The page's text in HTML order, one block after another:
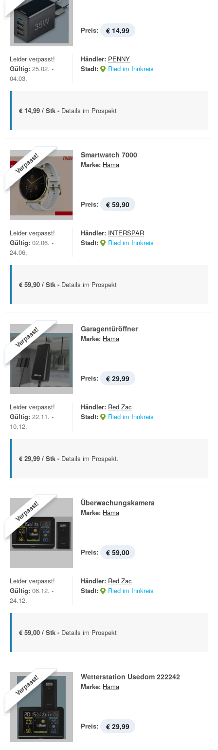
Preis: € 14,99
Leider verpasst!
Gültig: 25.02. -
04.03.
Händler: PENNY
Stadt:
Ried im Innkreis
€ 14,99 / Stk - Details im Prospekt
Verpasst! Smartwatch 7000
Marke: Hama
Preis: € 59,90
Leider verpasst!
Gültig: 02.06. -
24.06.
Händler: INTERSPAR
Stadt:
Ried im Innkreis
€ 59,90 / Stk - Details im Prospekt
Verpasst! Garagentüröffner
Marke: Hama
Preis: € 29,99
Leider verpasst!
Gültig: 22.11. -
10.12.
Händler: Red Zac
Stadt:
Ried im Innkreis
€ 29,99 / Stk - Details im Prospekt.
Verpasst! Überwachungskamera
Marke: Hama
Preis: € 59,00
Leider verpasst!
Gültig: 06.12. -
24.12.
Händler: Red Zac
Stadt:
Ried im Innkreis
€ 59,00 / Stk - Details im Prospekt
Verpasst! Wetterstation Usedom 222242
Marke: Hama
Preis: € 29,99